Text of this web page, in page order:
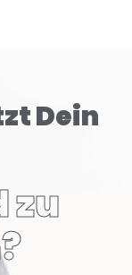
Dein
zu